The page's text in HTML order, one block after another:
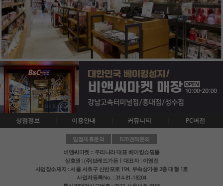
상점정보 이용안내 커뮤니티 PC버전
입점제휴문의
B2B견적문의
비앤씨마켓 :: 우리나라 대표 베이킹쇼핑몰
상호명 : (주)브레드가든ㅣ대표자 : 이영진
사업장소재지 : 서울 서초구 신반포로 194, 부속상가동 2층 대형 1호
사업자등록No. : 314-81-18204